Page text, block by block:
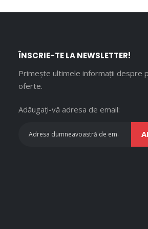
ÎNSCRIE-TE LA NEWSLETTER!
Primește ultimele informații despre
oferte.
Adăugați-vă adresa de email: